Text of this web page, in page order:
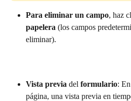
Para eliminar un campo, haz
papelera (los campos
eliminar).
Vista previa del formulario:
página, una vista previa en